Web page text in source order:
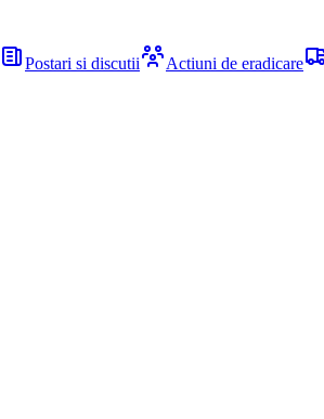
Postari si discutii Actiuni de eradicare